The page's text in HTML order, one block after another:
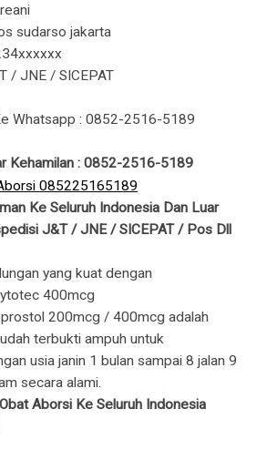
sudarso jakarta
/ JNE / SICEPAT
Whatsapp : 0852-2516-5189
Kehamilan : 0852-2516-5189
Ke Seluruh Indonesia Dan Luar
J&T / JNE / SICEPAT / Pos Dll
Aborsi Ke Seluruh Indonesia